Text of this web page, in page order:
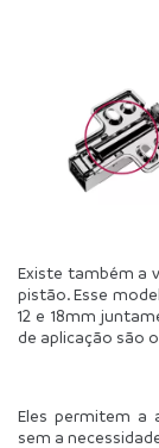
Existe também a
pistão. Esse
12 e 18mm
de aplicação são
Eles permitem a
sem a